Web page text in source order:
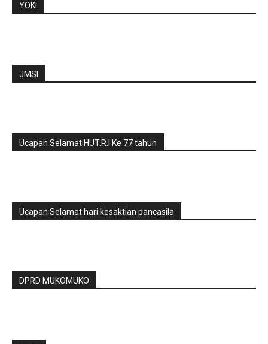
YOKI
JMSI
Ucapan Selamat HUT.R.I Ke 77 tahun
Ucapan Selamat hari kesaktian pancasila
DPRD MUKOMUKO